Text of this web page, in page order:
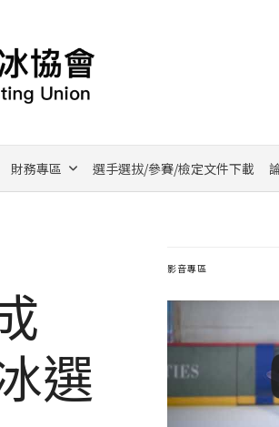
財務專區 選手選拔/參賽/檢定文件下載
選
影音專區